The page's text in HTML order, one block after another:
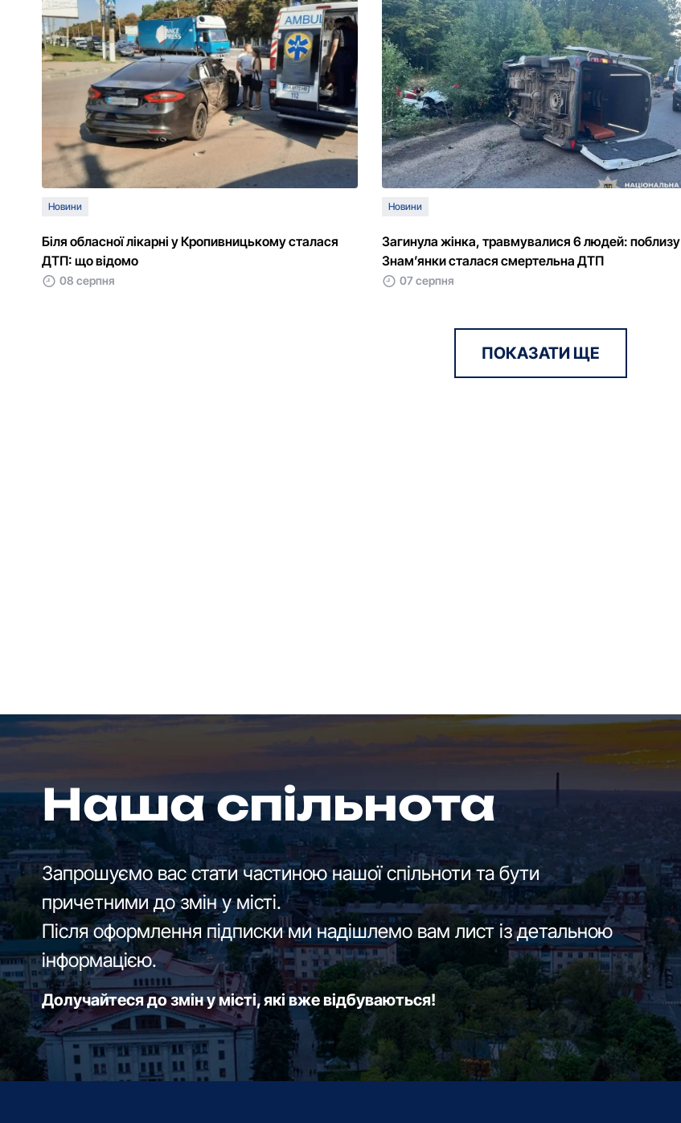
Новини
Біля обласної лікарні у Кропивницькому сталася
ДТП: що відомо
08 серпня
Новини
Загинула жінка, травмувалися 6 людей: поблизу
Знам’янки сталася смертельна ДТП
07 серпня
ПОКАЗАТИ ЩЕ
Наша спільнота
Запрошуємо вас стати частиною нашої спільноти та бути
причетними до змін у місті.
Після оформлення підписки ми надішлемо вам лист із детальною
інформацією.
Долучайтеся до змін у місті, які вже відбуваються!